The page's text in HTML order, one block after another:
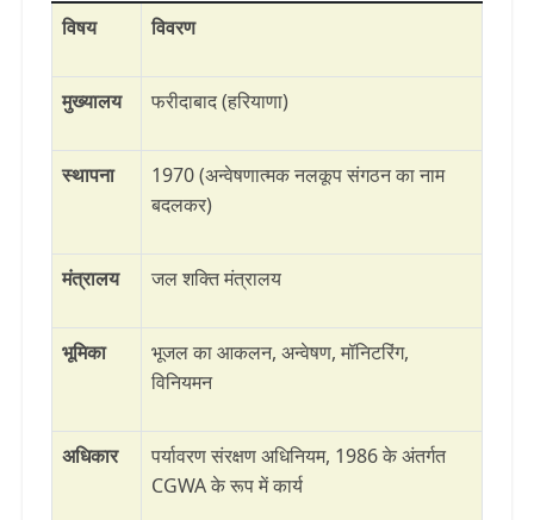
विषय विवरण
मुख्यालय फरीदाबाद (हरियाणा)
स्थापना
1970 (अन्वेषणात्मक नलकूप संगठन का नाम
बदलकर)
मंत्रालय जल शक्ति मंत्रालय
भूमिका
भूजल का आकलन, अन्वेषण, मॉनिटरिंग,
विनियमन
अधिकार
पर्यावरण संरक्षण अधिनियम, 1986 के अंतर्गत
CGWAके रूप में कार्य